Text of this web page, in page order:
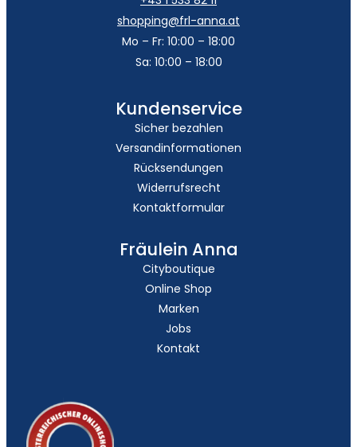
shopping@frl-anna.at
Mo – Fr: 10:00 – 18:00
Sa: 10:00 – 18:00
Kundenservice
Sicher bezahlen
Versandinformationen
Rücksendungen
Widerrufsrecht
Kontaktformular
Fräulein Anna
Cityboutique
Online Shop
Marken
Jobs
Kontakt